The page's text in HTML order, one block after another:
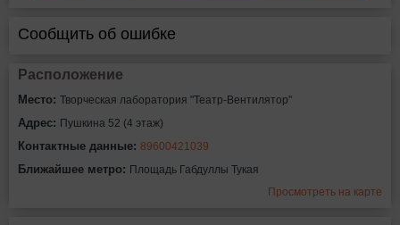
Сообщить об ошибке
Расположение
Место: Творческая лаборатория "Театр-Вентилятор"
Адрес: Пушкина 52 (4 этаж)
Контактные данные: 89600421039
Ближайшее метро: Площадь Габдуллы Тукая
Просмотреть на карте